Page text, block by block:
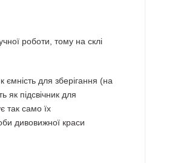
роботи, тому на склі
ємність для зберігання (на
як підсвічник для
так само їх
дивовижної краси